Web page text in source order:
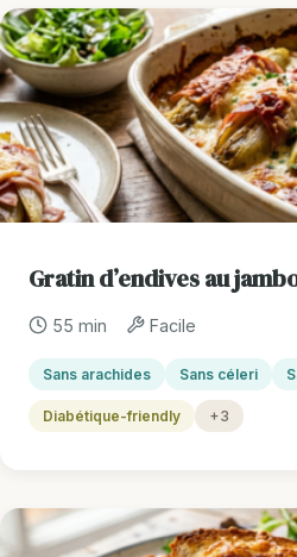
Gratin d’endives au
55 min Facile
Sans arachides Sans céleri
Diabétique-friendly +3